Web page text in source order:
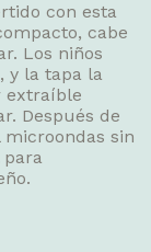
con esta
cabe
Los niños
y la tapa la
extraíble
Después de
sin